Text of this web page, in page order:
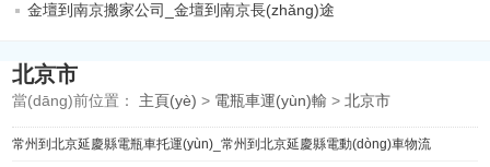
金壇到南京搬家公司_金壇到南京長(zhǎng)途
北京市
當(dāng)前位置： 主頁(yè) > 電瓶車運(yùn)輸 >北京市
常州到北京延慶縣電瓶車托運(yùn)_常州到北京延慶縣電動(dòng)車物流